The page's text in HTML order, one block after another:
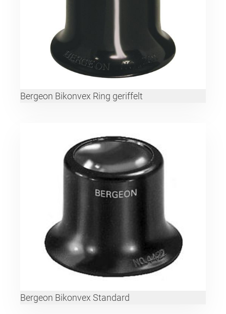
Bergeon Bikonvex Ring geriffelt
Bergeon Bikonvex Standard